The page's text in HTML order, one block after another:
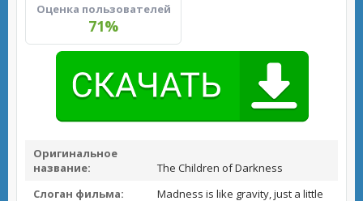
Оценка пользователей
71%
Оригинальное
название:
The Children of Darkness
Слоган фильма:
Madness is like gravity, just a little